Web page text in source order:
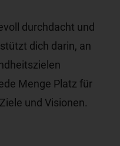
durchdacht und
dich darin, an
Menge Platz für
und Visionen.